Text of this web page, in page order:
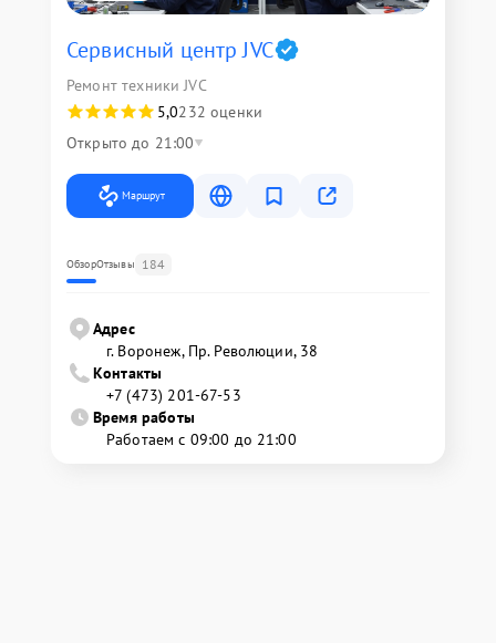
Сервисный центр JVC
Ремонт техники JVC
5,0232 оценки
Открыто до 21:00
Маршрут
ОбзорОтзывы 184
Адрес
г. Воронеж, Пр. Революции, 38
Контакты
+7 (473) 201-67-53
Время работы
Работаем с 09:00 до 21:00